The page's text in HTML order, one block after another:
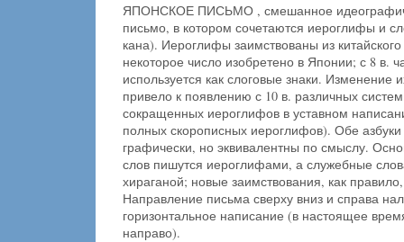
ЯПОНСКОЕ ПИСЬМО , смешанное
письмо, в котором сочетаются иероглифы и
кана). Иероглифы заимствованы из
некоторое число изобретено в Японии; с 8 в.
используется как слоговые знаки. Изменение
привело к появлению с 10 в. различных
сокращенных иероглифов в уставном
полных скорописных иероглифов). Обе
графически, но эквивалентны по смыслу.
слов пишутся иероглифами, а служебные
хираганой; новые заимствования, как
Направление письма сверху вниз и справа
горизонтальное написание (в настоящее
направо).